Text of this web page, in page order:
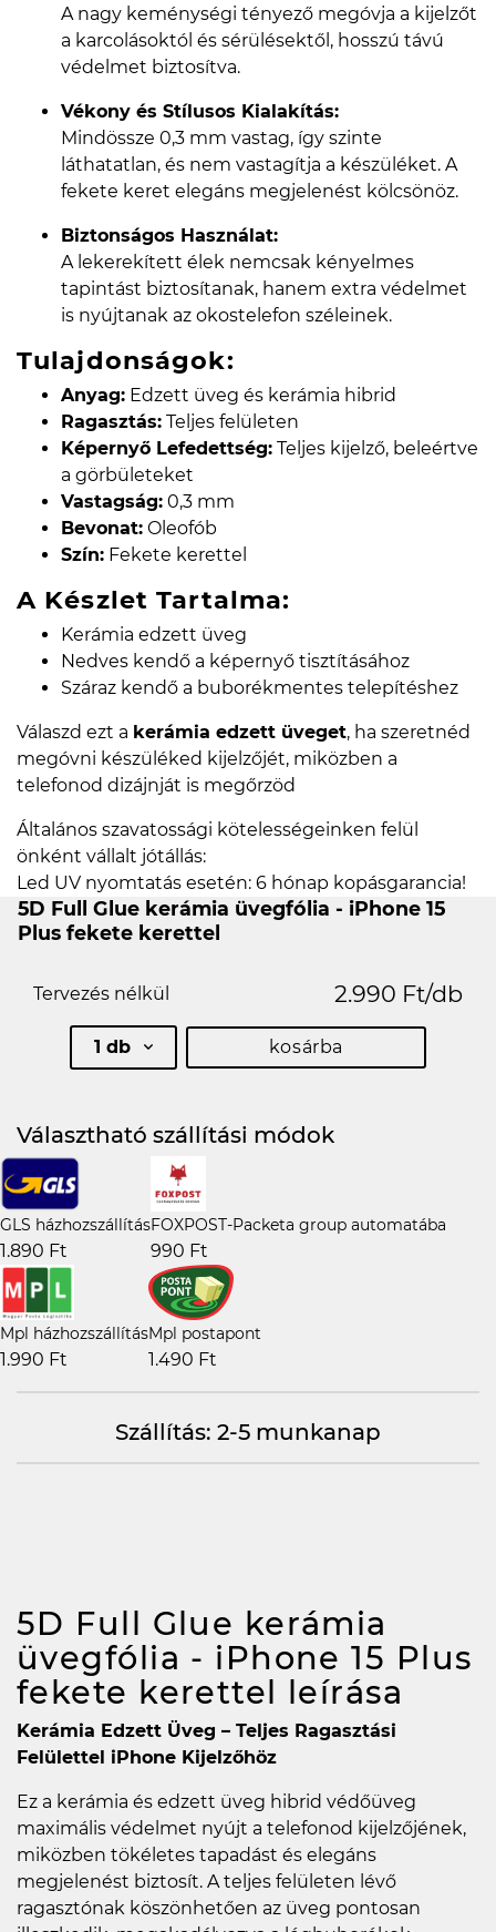
A nagy keménységi tényező megóvja a kijelzőt
a karcolásoktól és sérülésektől, hosszú távú
védelmet biztosítva.
Vékony és Stílusos Kialakítás:
Mindössze 0,3 mm vastag, így szinte
láthatatlan, és nem vastagítja a készüléket. A
fekete keret elegáns megjelenést kölcsönöz.
Biztonságos Használat:
A lekerekített élek nemcsak kényelmes
tapintást biztosítanak, hanem extra védelmet
is nyújtanak az okostelefon széleinek.
Tulajdonságok:
Anyag: Edzett üveg és kerámia hibrid
Ragasztás: Teljes felületen
Képernyő Lefedettség: Teljes kijelző, beleértve
a görbületeket
Vastagság: 0,3 mm
Bevonat: Oleofób
Szín: Fekete kerettel
A Készlet Tartalma:
Kerámia edzett üveg
Nedves kendő a képernyő tisztításához
Száraz kendő a buborékmentes telepítéshez
Válaszd ezt a kerámia edzett üveget, ha szeretnéd
megóvni készüléked kijelzőjét, miközben a
telefonod dizájnját is megőrzöd
Általános szavatossági kötelességeinken felül
önként vállalt jótállás:
Led UV nyomtatás esetén: 6 hónap kopásgarancia!
5D Full Glue kerámia üvegfólia - iPhone 15
Plus fekete kerettel
Tervezés nélkül 2.990 Ft/db
1 db kosárba
Választható szállítási módok
GLS házhozszállítás
1.890 Ft
FOXPOST-Packeta group automatába
990 Ft
Mpl házhozszállítás
1.990 Ft
Mpl postapont
1.490 Ft
Szállítás: 2-5 munkanap
5D Full Glue kerámia
üvegfólia - iPhone 15 Plus
fekete kerettel leírása
Kerámia Edzett Üveg – Teljes Ragasztási
Felülettel iPhone Kijelzőhöz
Ez a kerámia és edzett üveg hibrid védőüveg
maximális védelmet nyújt a telefonod kijelzőjének,
miközben tökéletes tapadást és elegáns
megjelenést biztosít. A teljes felületen lévő
ragasztónak köszönhetően az üveg pontosan